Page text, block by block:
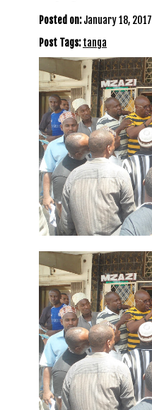
Posted on: January 18, 2017
Post Tags:tanga